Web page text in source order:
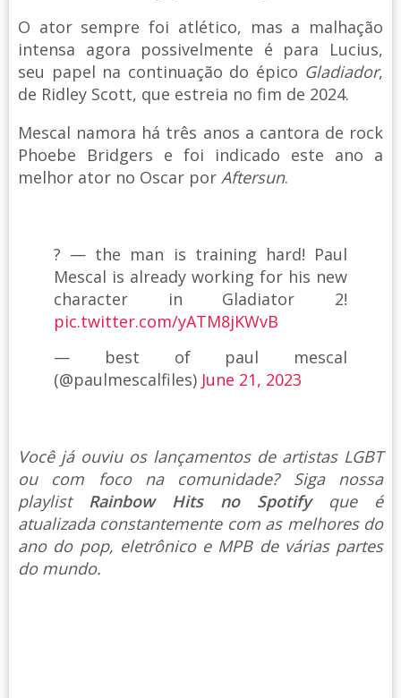
O ator sempre foi atlético, mas a malhação
intensa agora possivelmente é para Lucius,
seu papel na continuação do épico Gladiador,
de Ridley Scott, que estreia no fim de 2024.
Mescal namora há três anos a cantora de rock
Phoebe Bridgers e foi indicado este ano a
melhor ator no Oscar por Aftersun.
? — the man is training hard! Paul
Mescal is already working for his new
character in Gladiator 2!
pic.twitter.com/yATM8jKWvB
— best of paul mescal
(@paulmescalfiles) June 21, 2023
Você já ouviu os lançamentos de artistas LGBT
ou com foco na comunidade? Siga nossa
playlist Rainbow Hits no Spotify que é
atualizada constantemente com as melhores do
ano do pop, eletrônico e MPB de várias partes
do mundo.